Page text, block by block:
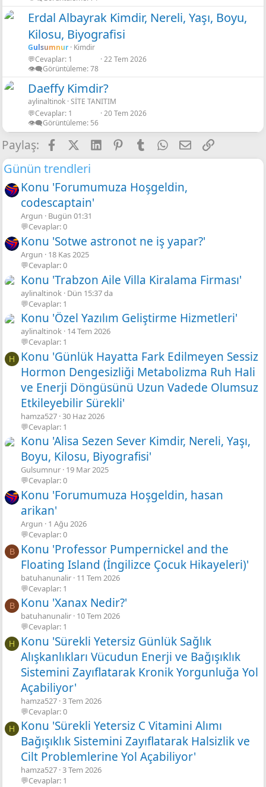
Erdal Albayrak Kimdir, Nereli, Yaşı, Boyu,
Kilosu, Biyografisi
Gulsumnur Kimdir
💬Cevaplar 1
👁️‍🗨️Görüntüleme 78
22 Tem 2026
Daeffy Kimdir?
aylinaltinok SİTE TANITIM
💬Cevaplar 1
👁️‍🗨️Görüntüleme 56
20 Tem 2026
Paylaş: FacebookLinkedInPinterestTumblrWhatsApp
E-posta
Link
Günün trendleri
Konu 'Forumumuza Hoşgeldin,
codescaptain'
Argun
Bugün 01:31
💬Cevaplar: 0
Konu 'Sotwe astronot ne iş yapar?'
Argun
18 Kas 2025
💬Cevaplar: 0
Konu 'Trabzon Aile Villa Kiralama Firması'
aylinaltinok Dün 15:37 da
💬Cevaplar: 1
Konu 'Özel Yazılım Geliştirme Hizmetleri'
aylinaltinok 14 Tem 2026
💬Cevaplar: 1
H
Konu 'Günlük Hayatta Fark Edilmeyen Sessiz
Hormon Dengesizliği Metabolizma Ruh Hali
ve Enerji Döngüsünü Uzun Vadede Olumsuz
Etkileyebilir Sürekli'
hamza527 30 Haz 2026
💬Cevaplar: 1
Konu 'Alisa Sezen Sever Kimdir, Nereli, Yaşı,
Boyu, Kilosu, Biyografisi'
Gulsumnur 19 Mar 2025
💬Cevaplar: 0
Konu 'Forumumuza Hoşgeldin, hasan
arikan'
Argun
1 Ağu 2026
💬Cevaplar: 0
B
Konu 'Professor Pumpernickel and the
Floating Island (İngilizce Çocuk Hikayeleri)'
batuhanunalir 11 Tem 2026
💬Cevaplar: 1
B Konu 'Xanax Nedir?'
batuhanunalir 10 Tem 2026
💬Cevaplar: 1
H
Konu 'Sürekli Yetersiz Günlük Sağlık
Alışkanlıkları Vücudun Enerji ve Bağışıklık
Sistemini Zayıflatarak Kronik Yorgunluğa Yol
Açabiliyor'
hamza527 3 Tem 2026
💬Cevaplar: 0
H
Konu 'Sürekli Yetersiz C Vitamini Alımı
Bağışıklık Sistemini Zayıflatarak Halsizlik ve
Cilt Problemlerine Yol Açabiliyor'
hamza527 3 Tem 2026
💬Cevaplar: 1